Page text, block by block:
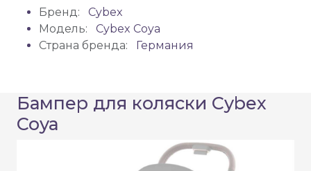
Бренд:
Cybex
Модель:
Cybex Coya
Страна бренда:
Германия
Бампер для коляски Cybex
Coya